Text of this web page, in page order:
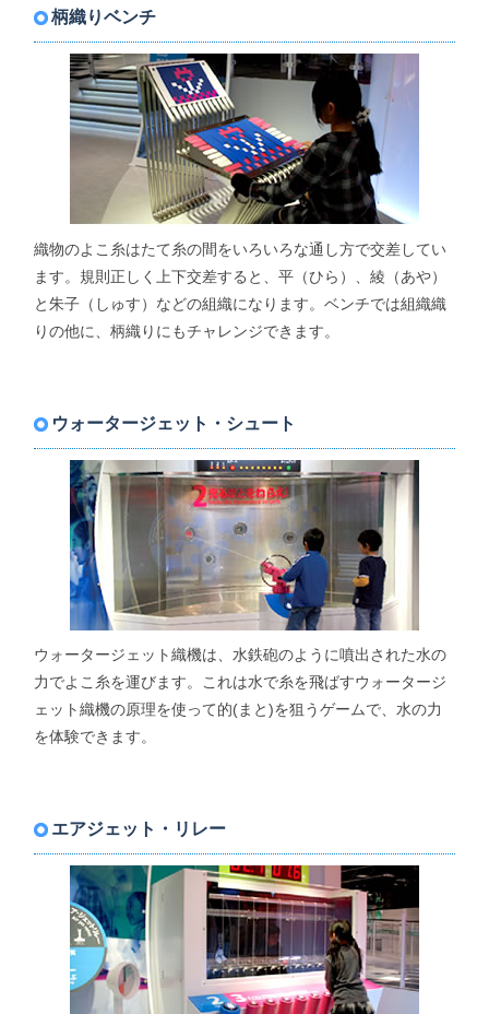
柄織りベンチ
織物のよこ糸はたて糸の間をいろいろな通し方で交差してい
ます。規則正しく上下交差すると、平（ひら）、綾（あや）
と朱子（しゅす）などの組織になります。ベンチでは組織織
りの他に、柄織りにもチャレンジできます。
ウォータージェット・シュート
ウォータージェット織機は、水鉄砲のように噴出された水の
力でよこ糸を運びます。これは水で糸を飛ばすウォータージ
ェット織機の原理を使って的(まと)を狙うゲームで、水の力
を体験できます。
エアジェット・リレー